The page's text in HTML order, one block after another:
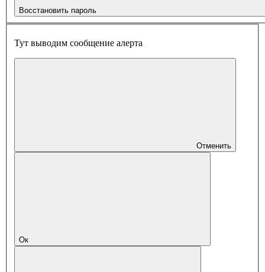
Восстановить пароль
Тут выводим сообщение алерта
Отменить
Ок